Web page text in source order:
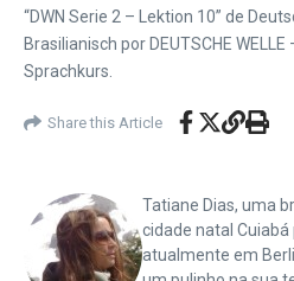
“DWN Serie 2 – Lektion 10” de
Brasilianisch por DEUTSCHE
Sprachkurs.
Share this Article
Tatiane Dias, uma
cidade natal
atualmente em